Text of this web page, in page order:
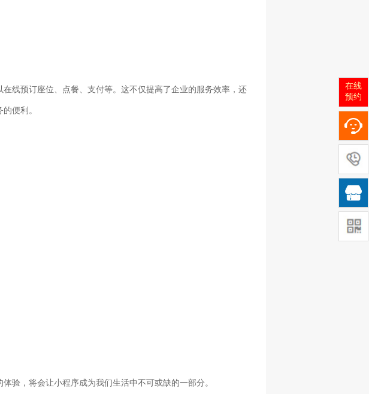
线预订座位、点餐、支付等。这不仅提高了企业的服务效率，还
便利。
验，将会让小程序成为我们生活中不可或缺的一部分。
在线
预约
